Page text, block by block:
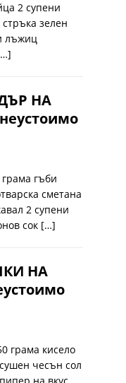
2 супени
зелен
лъжиц
НА
гъби
сметана
2 супени
сок […]
НА
грама кисело
чесън сол